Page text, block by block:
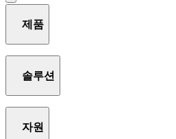
제품
솔루션
자원